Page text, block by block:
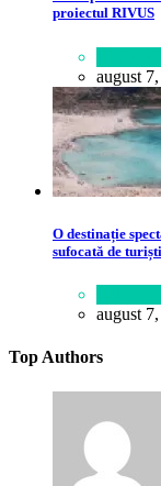
proiectul RIVUS
august
O destinație
sufocată de
august
Top Authors